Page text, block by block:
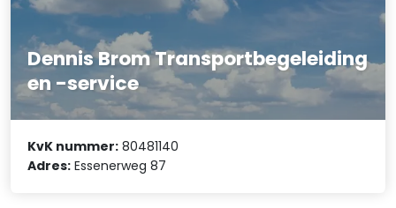
Dennis Brom Transportbegeleiding
en -service
KvK nummer: 80481140
Adres: Essenerweg 87